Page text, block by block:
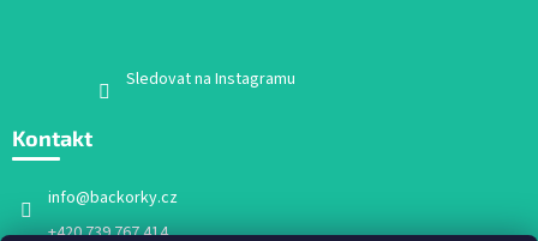
Sledovat na Instagramu
Kontakt
info@backorky.cz
+420 739 767 414